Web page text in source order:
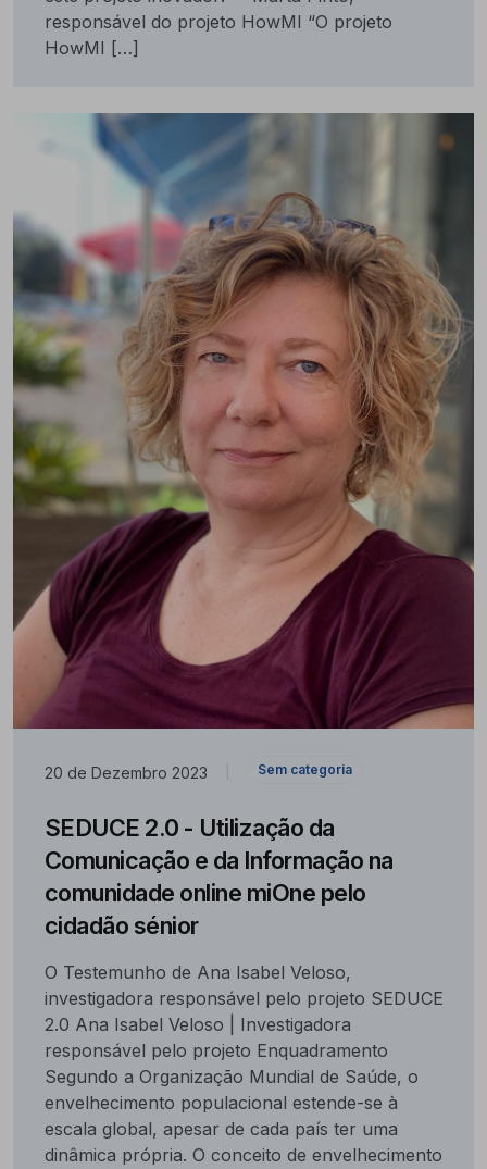
responsável do projeto HowMI “O projeto
HowMI […]
20 de Dezembro 2023 Sem categoria
SEDUCE 2.0 - Utilização da
Comunicação e da Informação na
comunidade online miOne pelo
cidadão sénior
O Testemunho de Ana Isabel Veloso,
investigadora responsável pelo projeto SEDUCE
2.0 Ana Isabel Veloso | Investigadora
responsável pelo projeto Enquadramento
Segundo a Organização Mundial de Saúde, o
envelhecimento populacional estende-se à
escala global, apesar de cada país ter uma
dinâmica própria. O conceito de envelhecimento